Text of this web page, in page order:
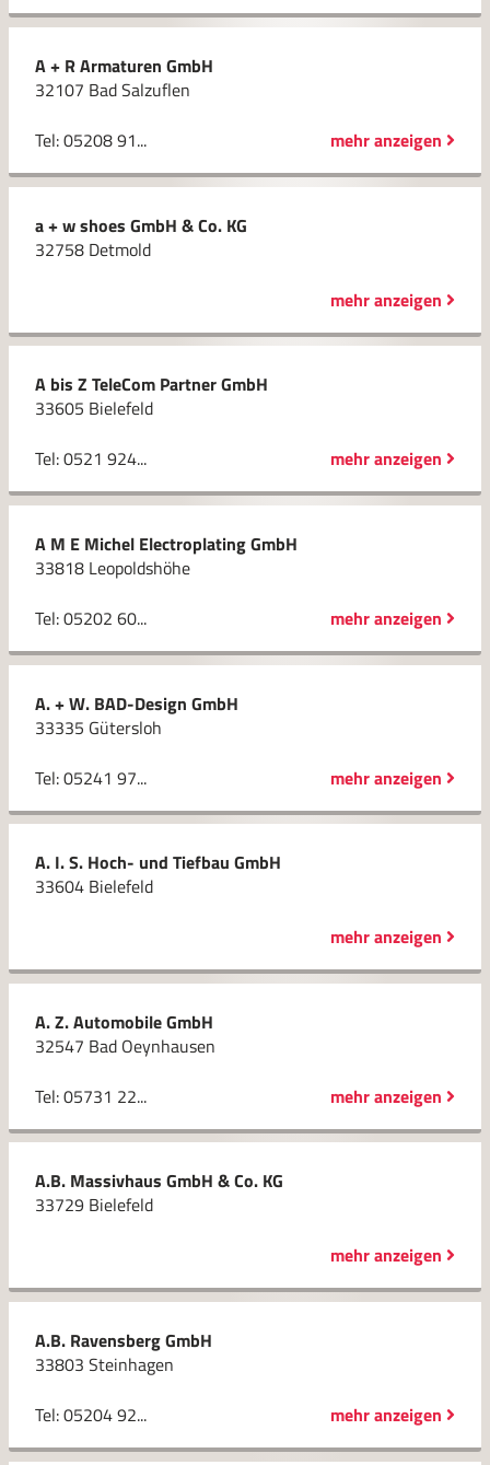
A + R Armaturen GmbH
32107 Bad Salzuflen
Tel: 05208 91...
mehr anzeigen
a + w shoes GmbH & Co. KG
32758 Detmold
mehr anzeigen
A bis Z TeleCom Partner GmbH
33605 Bielefeld
Tel: 0521 924...
mehr anzeigen
A M E Michel Electroplating GmbH
33818 Leopoldshöhe
Tel: 05202 60...
mehr anzeigen
A. + W. BAD-Design GmbH
33335 Gütersloh
Tel: 05241 97...
mehr anzeigen
A. I. S. Hoch- und Tiefbau GmbH
33604 Bielefeld
mehr anzeigen
A. Z. Automobile GmbH
32547 Bad Oeynhausen
Tel: 05731 22...
mehr anzeigen
A.B. Massivhaus GmbH & Co. KG
33729 Bielefeld
mehr anzeigen
A.B. Ravensberg GmbH
33803 Steinhagen
Tel: 05204 92...
mehr anzeigen